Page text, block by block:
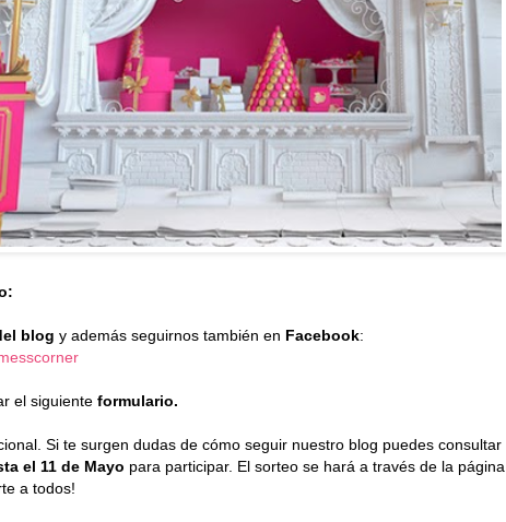
blog y además seguirnos también en Facebook:
el siguiente formulario.
Si te surgen dudas de cómo seguir nuestro blog puedes consultar
el 11 de Mayo para participar. El sorteo se hará a través de la página
a todos!